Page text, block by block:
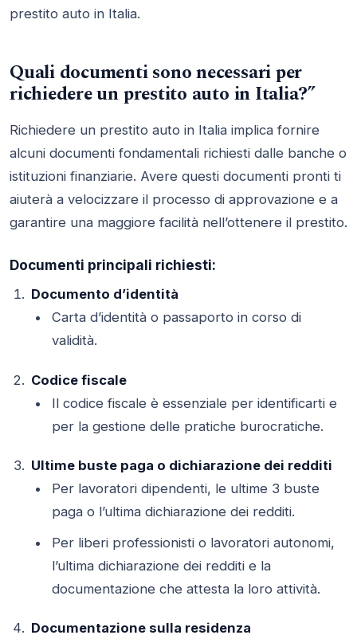
prestito auto in Italia.
Quali documenti sono necessari per
richiedere un prestito auto in Italia?”
Richiedere un prestito auto in Italia implica fornire
alcuni documenti fondamentali richiesti dalle banche o
istituzioni finanziarie. Avere questi documenti pronti ti
aiuterà a velocizzare il processo di approvazione e a
garantire una maggiore facilità nell’ottenere il prestito.
Documenti principali richiesti:
Documento d’identità
Carta d’identità o passaporto in corso di
validità.
Codice fiscale
Il codice fiscale è essenziale per identificarti e
per la gestione delle pratiche burocratiche.
Ultime buste paga o dichiarazione dei redditi
Per lavoratori dipendenti, le ultime 3 buste
paga o l’ultima dichiarazione dei redditi.
Per liberi professionisti o lavoratori autonomi,
l’ultima dichiarazione dei redditi e la
documentazione che attesta la loro attività.
Documentazione sulla residenza